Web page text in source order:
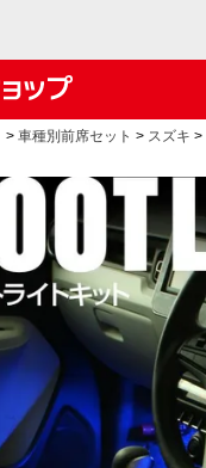
車種別前席セット スズキ